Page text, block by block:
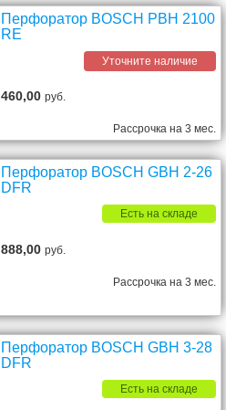
Перфоратор BOSCH PBH 2100
RE
Уточните наличие
460,00руб.
Рассрочка на 3 мес.
Перфоратор BOSCH GBH 2-26
DFR
Есть на складе
888,00руб.
Рассрочка на 3 мес.
Перфоратор BOSCH GBH 3-28
DFR
Есть на складе